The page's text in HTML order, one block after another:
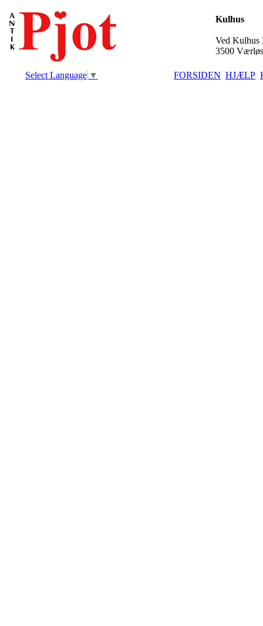
Kulhus
Ved Kulhus
3500
Select Language ▼ FORSIDEN HJÆLP